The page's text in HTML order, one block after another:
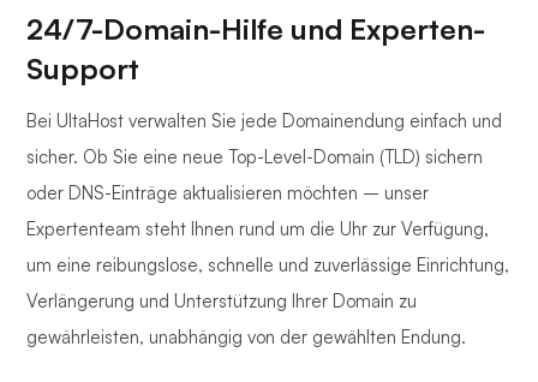
24/7-Domain-Hilfe und Experten-
Support
Bei UltaHost verwalten Sie jede Domainendung einfach und
sicher. Ob Sie eine neue Top-Level-Domain (TLD) sichern
oder DNS-Einträge aktualisieren möchten – unser
Expertenteam steht Ihnen rund um die Uhr zur Verfügung,
um eine reibungslose, schnelle und zuverlässige Einrichtung,
Verlängerung und Unterstützung Ihrer Domain zu
gewährleisten, unabhängig von der gewählten Endung.